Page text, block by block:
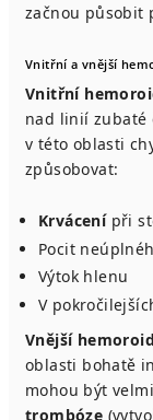
začnou působit
Vnitřní a vnější
Vnitřní
nad linií zubaté
v této oblasti
způsobovat:
Krvácenípři
Pocit
Výtok hlenu
V
Vnější
oblasti bohatě
mohou být velmi
trombóze